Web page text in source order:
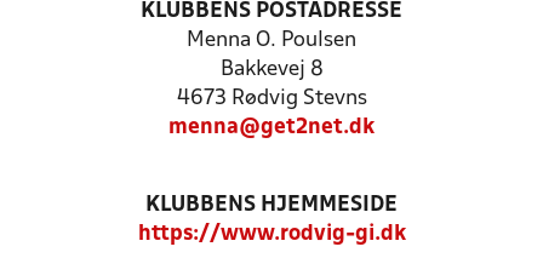
KLUBBENS POSTADRESSE
Menna O. Poulsen
Bakkevej 8
4673 Rødvig Stevns
menna@get2net.dk
KLUBBENS HJEMMESIDE
https://www.rodvig-gi.dk